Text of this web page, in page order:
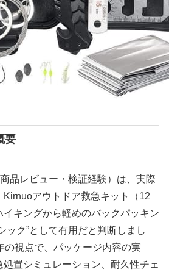
要
品レビュー・検証経験）は、実際
Kirnuoアウトドア救急キット（12
イキングから軽めのバックパッキン
ック”として有用だと判断しまし
の視点で、パッケージ内容の実
置シミュレーション、耐久性チェ